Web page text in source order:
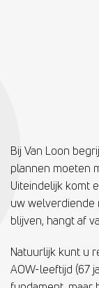
Bij Van Loon
plannen moeten
Uiteindelijk komt
uw welverdiende
blijven, hangt af
Natuurlijk kunt u
AOW-leeftijd (67